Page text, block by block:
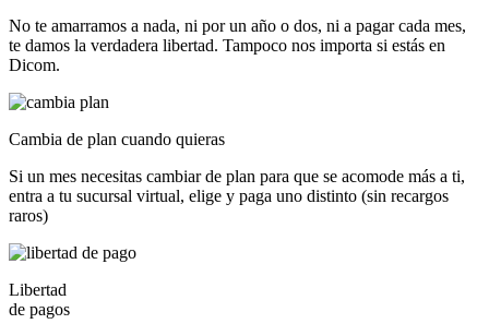
No te amarramos a nada, ni por un año o dos, ni a pagar cada mes,
te damos la verdadera libertad. Tampoco nos importa si estás en
Dicom.
Cambia de plan cuando quieras
Si un mes necesitas cambiar de plan para que se acomode más a ti,
entra a tu sucursal virtual, elige y paga uno distinto (sin recargos
raros)
Libertad
de pagos